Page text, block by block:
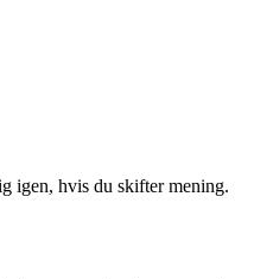
igen, hvis du skifter mening.